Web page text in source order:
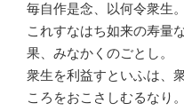
毎自作是念、以何令衆生
これすなはち如来の寿量
果、みなかくのごとし。
衆生を利益すといふは、
ころをおこさしむるなり